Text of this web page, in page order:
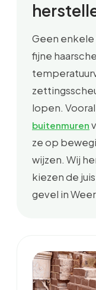
Geen enkele
fijne
lopen. Vooral
buitenmuren
ze op
wijzen. Wij
kiezen de
gevel in